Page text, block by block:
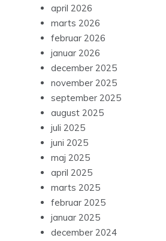
april 2026
marts 2026
februar 2026
januar 2026
december 2025
november 2025
september 2025
august 2025
juli 2025
juni 2025
maj 2025
april 2025
marts 2025
februar 2025
januar 2025
december 2024